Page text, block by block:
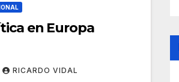
en Europa
RICARDO VIDAL